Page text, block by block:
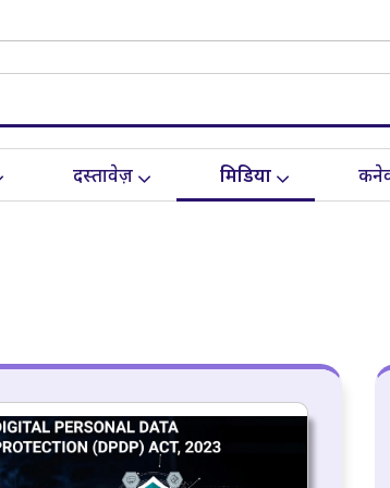
दस्तावेज़ मिडिया